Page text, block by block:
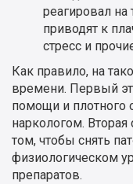
реагировал на
приводят к
стресс и
Как правило, на
времени. Первый
помощи и плотного
наркологом. Вторая
том, чтобы снять
физиологическом
препаратов.